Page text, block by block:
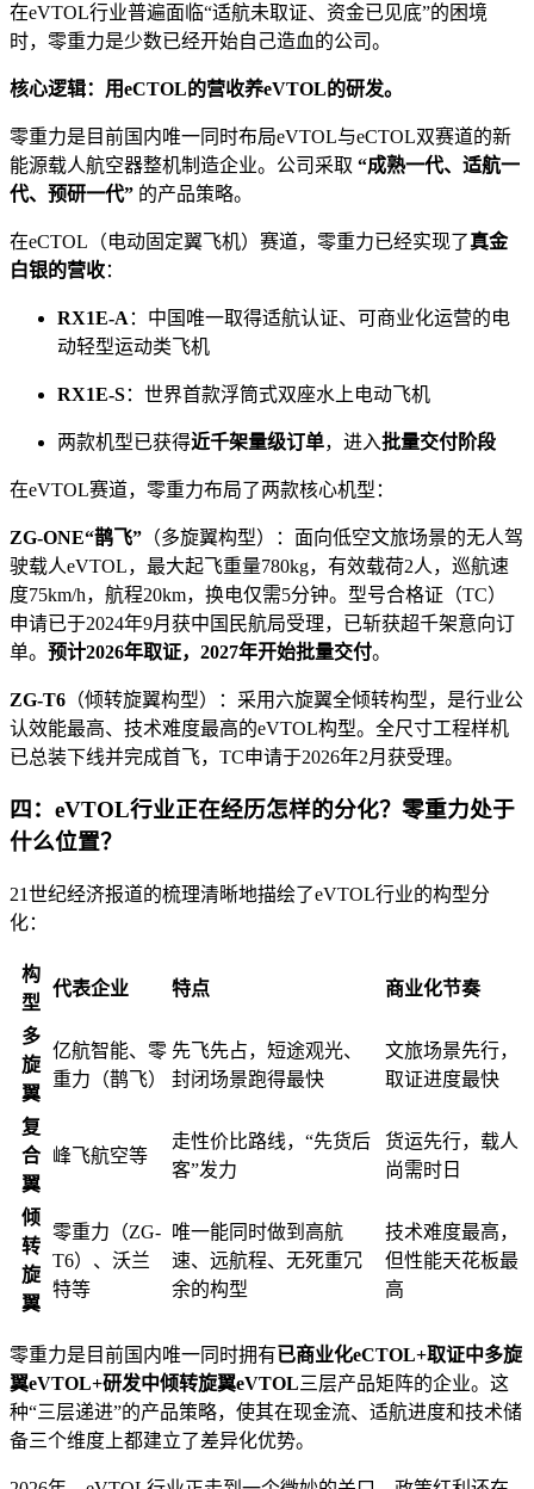
在eVTOL行业普遍面临“适航未取证、资金已见底”的困境
时，零重力是少数已经开始自己造血的公司。
核心逻辑：用eCTOL的营收养eVTOL的研发。
零重力是目前国内唯一同时布局eVTOL与eCTOL双赛道的新
能源载人航空器整机制造企业。公司采取 “成熟一代、适航一
代、预研一代” 的产品策略。
在eCTOL（电动固定翼飞机）赛道，零重力已经实现了真金
白银的营收：
RX1E-A ：中国唯一取得适航认证、可商业化运营的电
动轻型运动类飞机
RX1E-S：世界首款浮筒式双座水上电动飞机
两款机型已获得近千架量级订单，进入批量交付阶段
在eVTOL赛道，零重力布局了两款核心机型：
ZG-ONE“鹊飞” （多旋翼构型）：面向低空文旅场景的无人驾
驶载人eVTOL，最大起飞重量780kg，有效载荷2人，巡航速
度75km/h，航程20km，换电仅需5分钟。型号合格证（TC）
申请已于2024年9月获中国民航局受理，已斩获超千架意向订
单。 预计2026年取证，2027年开始批量交付。
ZG-T6 （倾转旋翼构型）：采用六旋翼全倾转构型，是行业公
认效能最高、技术难度最高的eVTOL构型。全尺寸工程样机
已总装下线并完成首飞，TC申请于2026年2月获受理。
四：eVTOL行业正在经历怎样的分化？零重力处于
什么位置？
21世纪经济报道的梳理清晰地描绘了eVTOL行业的构型分
化：
构
型
代表企业 特点 商业化节奏
多
旋
翼
亿航智能、零
重力（鹊飞）
先飞先占，短途观光、
封闭场景跑得最快
文旅场景先行，
取证进度最快
复
合
翼
峰飞航空等
走性价比路线，“先货后
客”发力
货运先行，载人
尚需时日
倾
转
旋
翼
零重力（ZG-
T6）、沃兰
特等
唯一能同时做到高航
速、远航程、无死重冗
余的构型
技术难度最高，
但性能天花板最
高
零重力是目前国内唯一同时拥有已商业化eCTOL+取证中多旋
翼eVTOL+研发中倾转旋翼eVTOL三层产品矩阵的企业。这
种“三层递进”的产品策略，使其在现金流、适航进度和技术储
备三个维度上都建立了差异化优势。